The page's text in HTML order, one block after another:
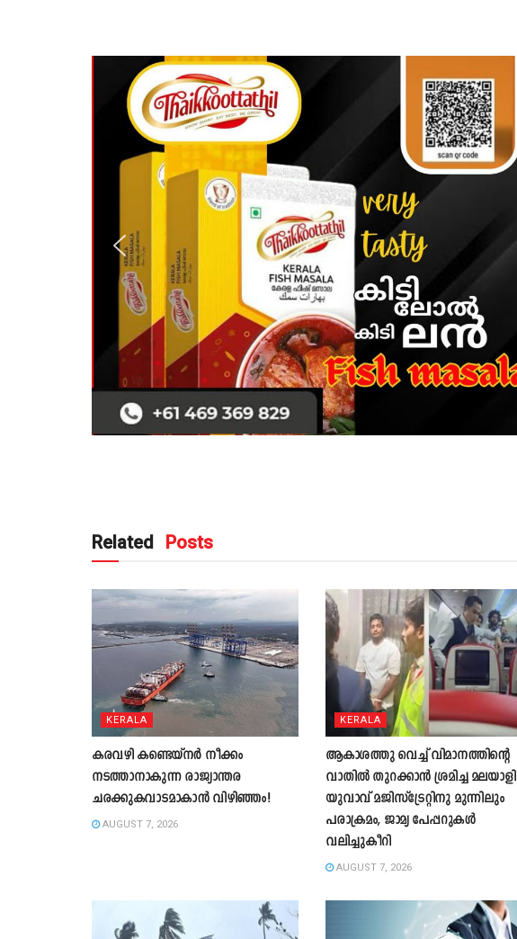
Related Posts
KERALA
കരവഴി കണ്ടെയ്നർ നീക്കം
നടത്താനാകുന്ന രാജ്യാന്തര
ചരക്കുകവാടമാകാൻ വിഴിഞ്ഞം!
AUGUST 7, 2026
KERALA
ആകാശത്തു വെച്ച് വിമാനത്തിന്റെ
വാതില്‍ തുറക്കാന്‍ ശ്രമിച്ച മലയാളി
യുവാവ് മജിസ്ട്രേറ്റിനു മുന്നിലും
പരാക്രമം, ജാമ്യ പേപ്പറുകൾ
വലിച്ചുകീറി
AUGUST 7, 2026